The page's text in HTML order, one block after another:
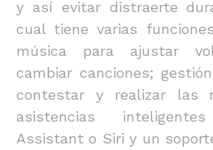
y así evitar distraerte
cual tiene varias
música para ajustar
cambiar canciones;
contestar y realizar las
asistencias
Assistant o Siri y un